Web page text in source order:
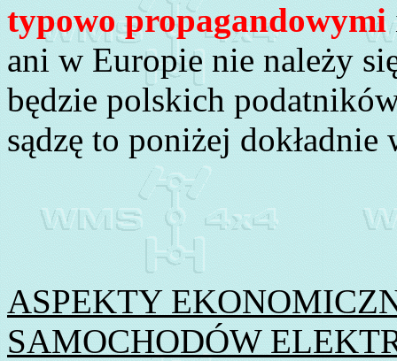
typowo propagandowymi
ani w Europie nie należy
będzie polskich
sądzę to poniżej dokładnie
ASPEKTY
SAMOCHODÓW